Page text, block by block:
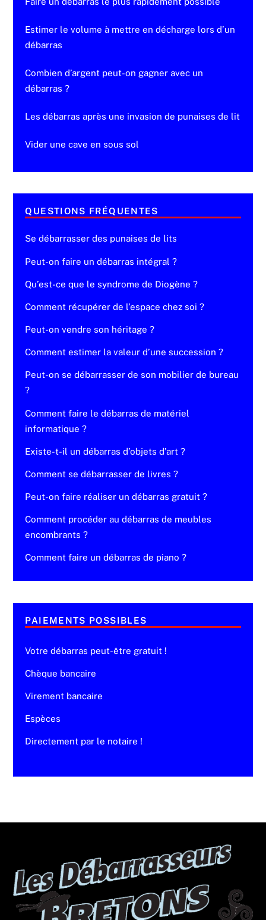
Estimer le volume à mettre en décharge lors d’un
débarras
Combien d’argent peut-on gagner avec un
débarras ?
Les débarras après une invasion de punaises de lit
Vider une cave en sous sol
QUESTIONS FRÉQUENTES
Se débarrasser des punaises de lits
Peut-on faire un débarras intégral ?
Qu’est-ce que le syndrome de Diogène ?
Comment récupérer de l’espace chez soi ?
Peut-on vendre son héritage ?
Comment estimer la valeur d’une succession ?
Peut-on se débarrasser de son mobilier de bureau
?
Comment faire le débarras de matériel
informatique ?
Existe-t-il un débarras d’objets d’art ?
Comment se débarrasser de livres ?
Peut-on faire réaliser un débarras gratuit ?
Comment procéder au débarras de meubles
encombrants ?
Comment faire un débarras de piano ?
PAIEMENTS POSSIBLES
Votre débarras peut-être gratuit !
Chèque bancaire
Virement bancaire
Espèces
Directement par le notaire !